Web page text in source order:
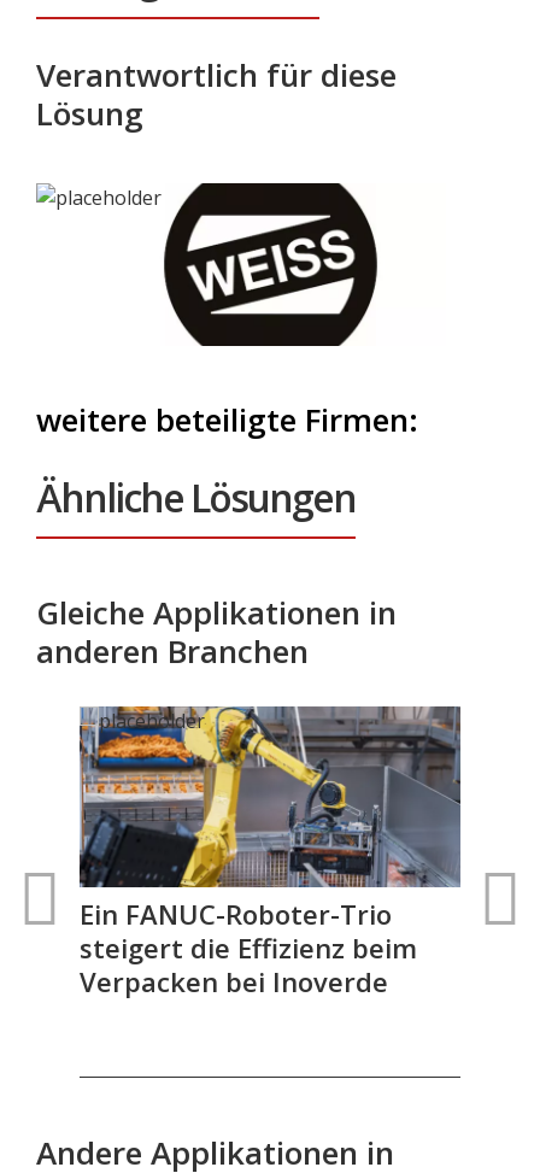
Verantwortlich für diese
Lösung
weitere beteiligte Firmen:
Ähnliche Lösungen
Gleiche Applikationen in
anderen Branchen
Ein FANUC-Roboter-Trio
steigert die Effizienz beim
Verpacken bei Inoverde
Andere Applikationen in